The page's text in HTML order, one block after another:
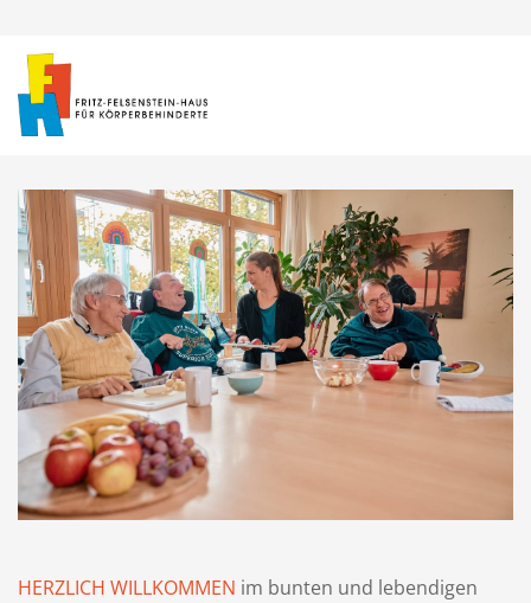
HERZLICH WILLKOMMEN im bunten und lebendigen